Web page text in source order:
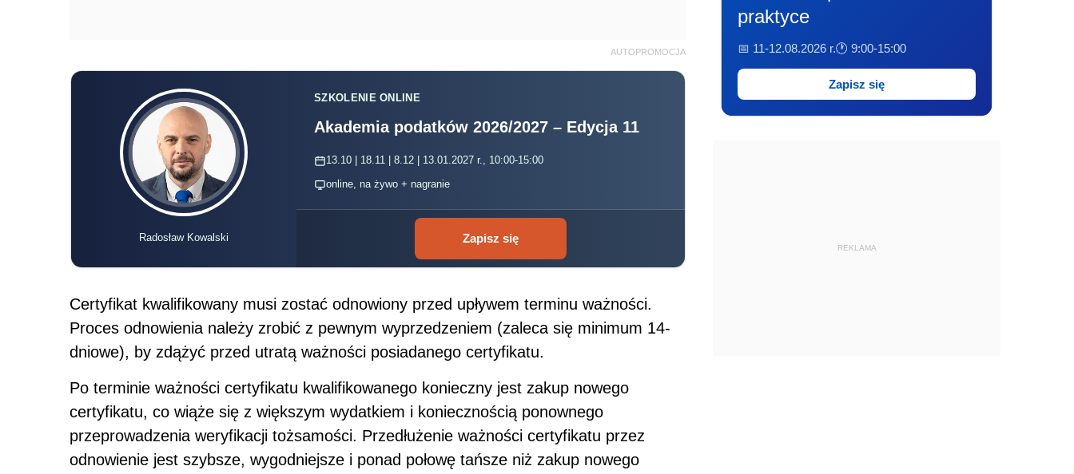
AUTOPROMOCJA
Radosław Kowalski
SZKOLENIE ONLINE
Akademia podatków 2026/2027 – Edycja 11
13.10 | 18.11 | 8.12 | 13.01.2027 r., 10:00-15:00
online, na żywo + nagranie
Zapisz się
Certyfikat kwalifikowany musi zostać odnowiony przed upływem terminu ważności.
Proces odnowienia należy zrobić z pewnym wyprzedzeniem (zaleca się minimum 14-
dniowe), by zdążyć przed utratą ważności posiadanego certyfikatu.
Po terminie ważności certyfikatu kwalifikowanego konieczny jest zakup nowego
certyfikatu, co wiąże się z większym wydatkiem i koniecznością ponownego
przeprowadzenia weryfikacji tożsamości. Przedłużenie ważności certyfikatu przez
odnowienie jest szybsze, wygodniejsze i ponad połowę tańsze niż zakup nowego
praktyce
📅 11-12.08.2026 r.🕐 9:00-15:00
Zapisz się
REKLAMA